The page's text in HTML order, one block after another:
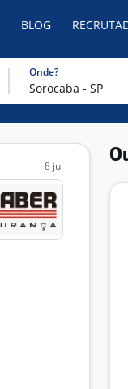
BLOG
Onde?
8 jul